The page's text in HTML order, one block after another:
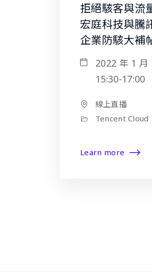
拒絕駭客與流
宏庭科技與騰
企業防駭大補
​2022 ​年​ 1 ​月​
15:30-17:00
線上直播
Tencent Cloud
Learn more